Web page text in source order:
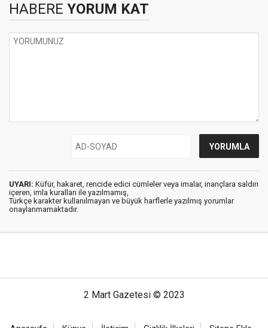
HABERE YORUM KAT
UYARI: Küfür, hakaret, rencide edici cümleler veya imalar, inançlara saldırı
içeren, imla kuralları ile yazılmamış,
Türkçe karakter kullanılmayan ve büyük harflerle yazılmış yorumlar
onaylanmamaktadır.
2 Mart Gazetesi © 2023